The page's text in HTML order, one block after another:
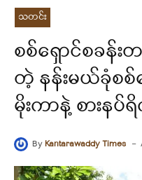
သတင်း
စစ်ရှောင်စခန်း
တဲ့ နန်းမယ်ခုံစ
မိုးကာနဲ့ စားန
ByKantarawaddy Times -